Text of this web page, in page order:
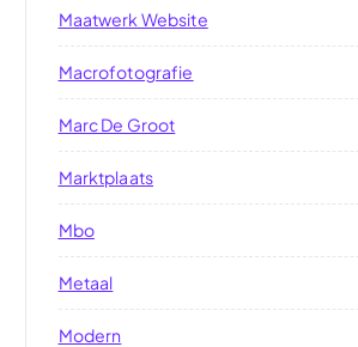
Maatwerk Website
Macrofotografie
Marc De Groot
Marktplaats
Mbo
Metaal
Modern